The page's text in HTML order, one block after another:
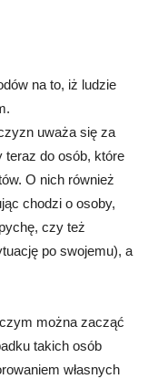
na to, iż ludzie
uważa się za
teraz do osób, które
O nich również
chodzi o osoby,
czy też
po swojemu), a
można zacząć
takich osób
własnych